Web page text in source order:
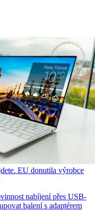
EU donutila výrobce
nabíjení přes USB-
balení s adaptérem